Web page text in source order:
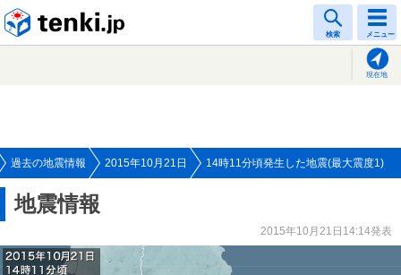
検索 メニュー
現在地
過去の地震情報 2015年10月21日 14時11分頃発生した地震(最大震度1)
地震情報
2015年10月21日14:14発表